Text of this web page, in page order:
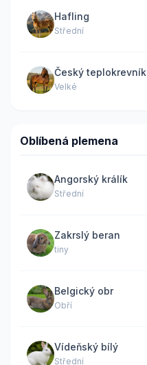
Hafling
Střední
Český teplokrevník
Velké
Oblíbená plemena
Angorský králík
Střední
Zakrslý beran
tiny
Belgický obr
Obří
Vídeňský bílý
Střední